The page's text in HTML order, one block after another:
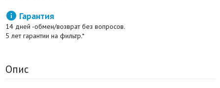
 Гарантия
14 дней -обмен/возврат без вопросов.
5 лет гарантии на фильтр.*
Опис